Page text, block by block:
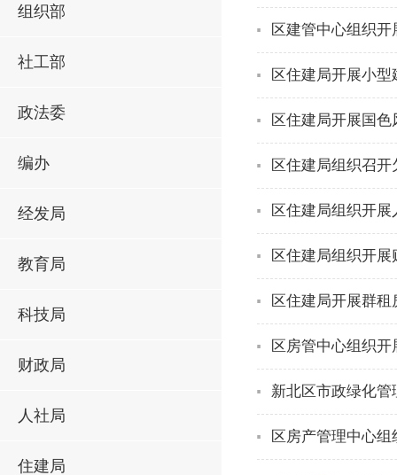
组织部
社工部
政法委
编办
经发局
教育局
科技局
财政局
人社局
住建局
区建管中心组织
区住建局开展小
区住建局开展国
区住建局组织召
区住建局组织开
区住建局组织开
区住建局开展群租
区房管中心组织
新北区市政绿化管
区房产管理中心